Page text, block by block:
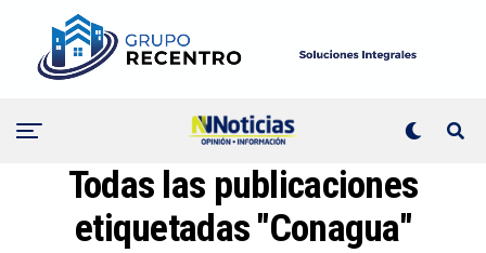
Todas las publicaciones
etiquetadas "Conagua"